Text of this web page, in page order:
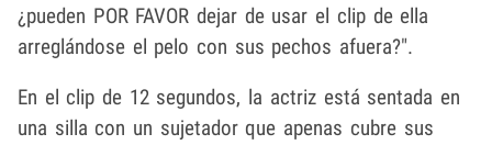
¿pueden POR FAVOR dejar de usar el clip de ella
arreglándose el pelo con sus pechos afuera?".
En el clip de 12 segundos, la actriz está sentada en
una silla con un sujetador que apenas cubre sus